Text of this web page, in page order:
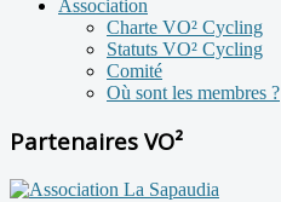
Association
Charte VO² Cycling
Statuts VO² Cycling
Comité
Où sont les membres ?
Partenaires VO²